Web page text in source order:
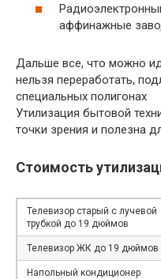
аффинажные
Дальше все, что можно
нельзя переработать,
специальных полигонах
Утилизация бытовой
точки зрения и полезна
Стоимость
Телевизор старый с лучевой
трубкой до 19 дюймов
Телевизор ЖК до 19 дюймов
Напольный кондиционер